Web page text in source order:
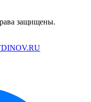
защищены.